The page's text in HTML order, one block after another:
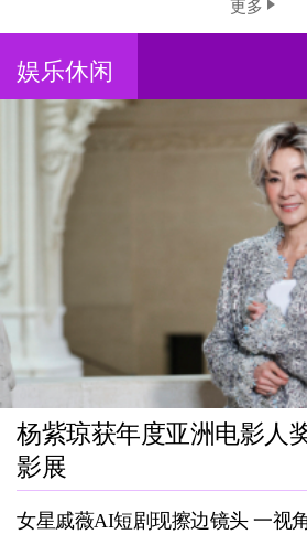
更多
娱乐休闲
杨紫琼获年度亚洲电影人
影展
女星戚薇AI短剧现擦边镜头 一视角